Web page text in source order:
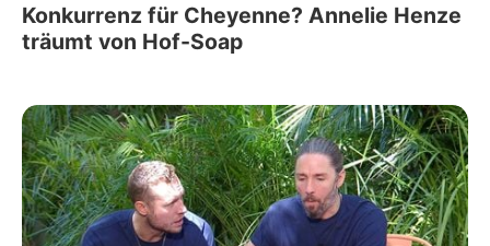
Konkurrenz für Cheyenne? Annelie Henze
träumt von Hof-Soap